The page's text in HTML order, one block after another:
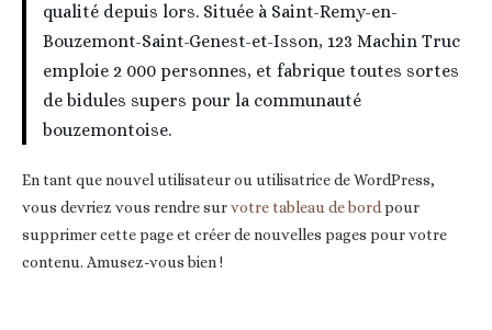
qualité depuis lors. Située à Saint-Remy-en-
Bouzemont-Saint-Genest-et-Isson, 123 Machin Truc
emploie 2 000 personnes, et fabrique toutes sortes
de bidules supers pour la communauté
bouzemontoise.
En tant que nouvel utilisateur ou utilisatrice de WordPress,
vous devriez vous rendre survotre tableau de bord pour
supprimer cette page et créer de nouvelles pages pour votre
contenu. Amusez-vous bien !